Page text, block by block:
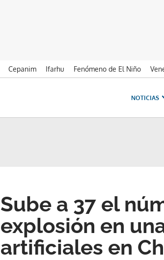
Cepanim Ifarhu Fenómeno de El Niño
NOTICIAS
Sube a 37 el
explosión en
artificiales en